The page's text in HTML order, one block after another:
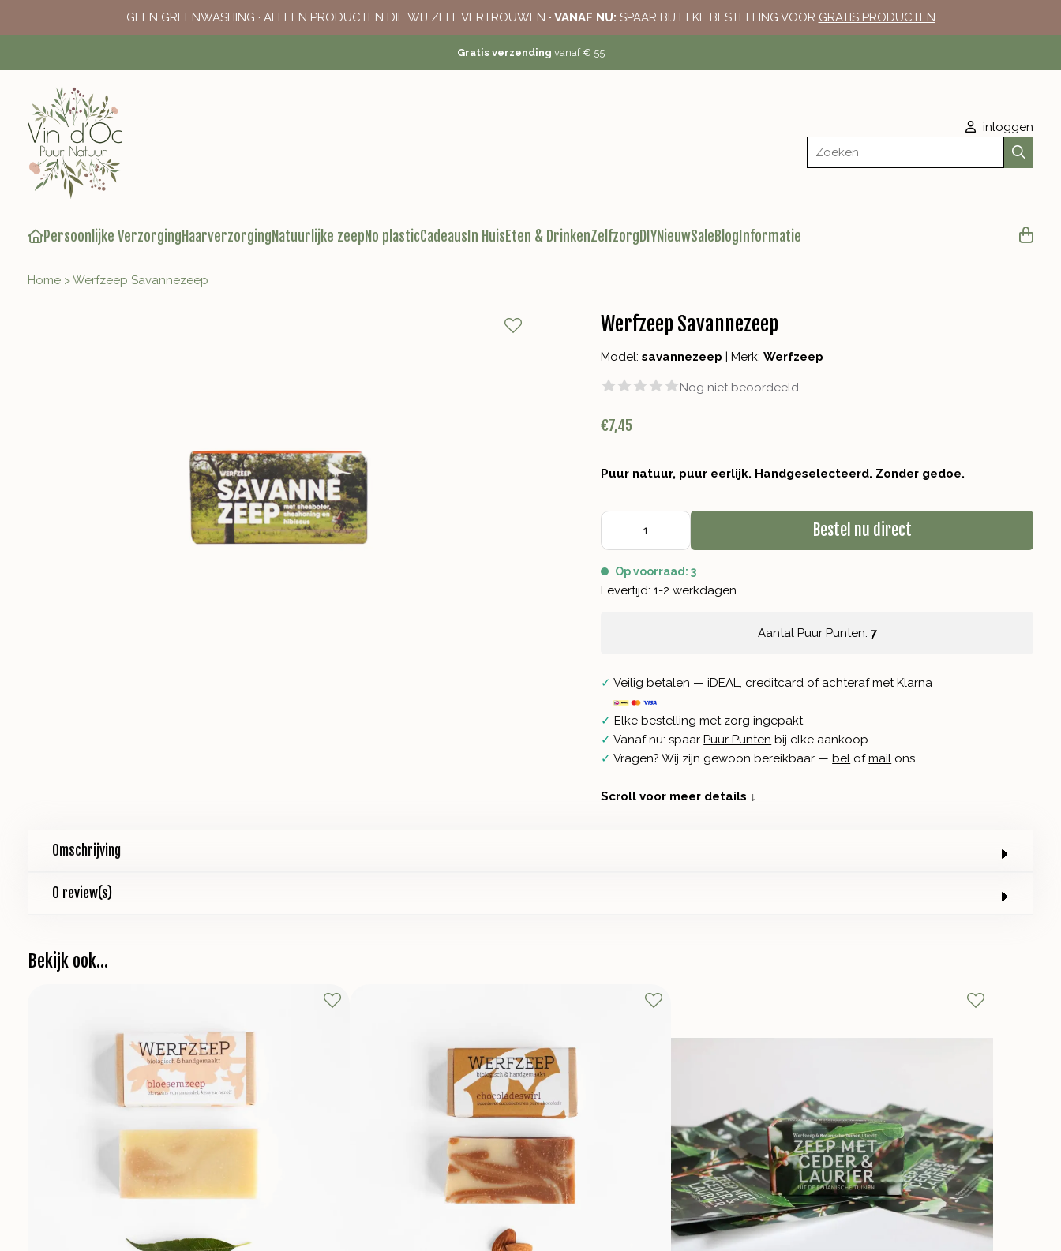
GEEN GREENWASHING · ALLEEN PRODUCTEN DIE WIJ ZELF VERTROUWEN · VANAF NU: SPAAR BIJ ELKE BESTELLING VOOR GRATIS PRODUCTEN
Gratis verzending vanaf € 55
inloggen
Zoeken
Persoonlijke VerzorgingHaarverzorgingNatuurlijke zeepNo plasticCadeaus In HuisEten & DrinkenZelfzorgDIYNieuwSaleBlog Informatie
Home >Werfzeep Savannezeep
Werfzeep Savannezeep
Model:savannezeep Merk:Werfzeep
Nog niet beoordeeld
€7,45
Puur natuur, puur eerlijk. Handgeselecteerd. Zonder gedoe.
Bestel nu direct
Op voorraad: 3
Levertijd: 1-2 werkdagen
Aantal Puur Punten: 7
✓ Veilig betalen — iDEAL, creditcard of achteraf met Klarna
✓ Elke bestelling met zorg ingepakt
✓ Vanaf nu: spaar Puur Punten bij elke aankoop
✓ Vragen? Wij zijn gewoon bereikbaar — bel ofmail ons
Scroll voor meer details ↓
Omschrijving
0 review(s)
Bekijk ook...